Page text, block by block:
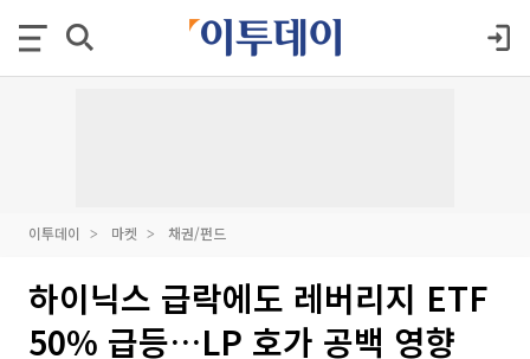
이투데이 마켓 채권/펀드
하이닉스 급락에도 레버리지 ETF
50% 급등…LP 호가 공백 영향